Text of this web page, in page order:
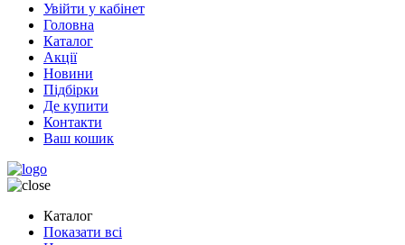
Увійти у кабінет
Головна
Каталог
Акції
Новини
Підбірки
Де купити
Контакти
Ваш кошик
Каталог
Показати всі